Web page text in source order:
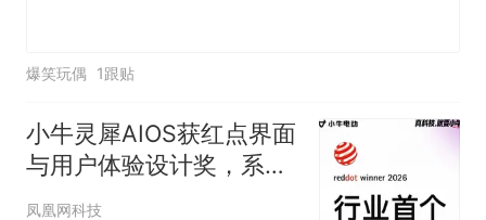
爆笑玩偶 1跟贴
小牛灵犀AIOS获红点界面
与用户体验设计奖，系两
轮车行业首款
凤凰网科技